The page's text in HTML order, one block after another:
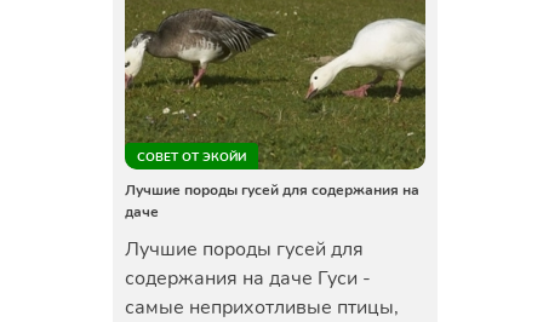
СОВЕТ ОТ ЭКОЙИ
Лучшие породы гусей для содержания на
даче
Лучшие породы гусей для
содержания на даче Гуси -
самые неприхотливые птицы,